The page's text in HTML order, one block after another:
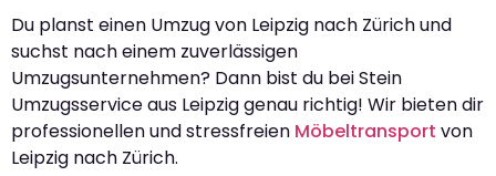
Du planst einen Umzug von Leipzig nach Zürich und
suchst nach einem zuverlässigen
Umzugsunternehmen? Dann bist du bei Stein
Umzugsservice aus Leipzig genau richtig! Wir bieten dir
professionellen und stressfreien Möbeltransport von
Leipzig nach Zürich.